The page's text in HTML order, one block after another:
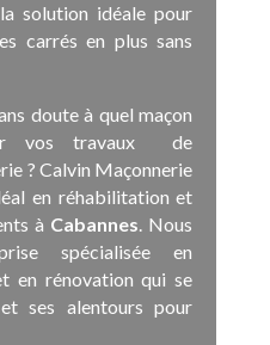
solution idéale pour
carrés en plus sans
doute à quel maçon
vos travaux de
? Calvin Maçonnerie
en réhabilitation et
à Cabannes. Nous
spécialisée en
en rénovation qui se
ses alentours pour